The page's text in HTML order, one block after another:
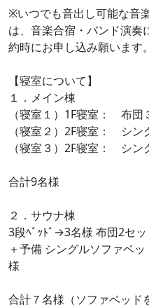
※いつでも音出し可能な音
は、音楽合宿・バンド演奏
約時にお申し込み願います。
【寝室について】
１．メイン棟
（寝室１）1F寝室： 布
（寝室２）2F寝室： シ
（寝室３）2F寝室： シ
合計9名様
２．サウナ棟
3段ﾍﾞｯﾄﾞ→3名様 布団2セ
＋予備 シングルソファベ
様
合計７名様（ソファベッド